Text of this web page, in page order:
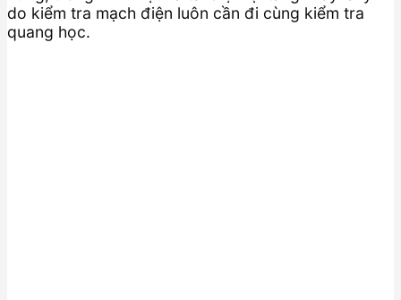
do kiểm tra mạch điện luôn cần đi cùng kiểm tra
quang học.